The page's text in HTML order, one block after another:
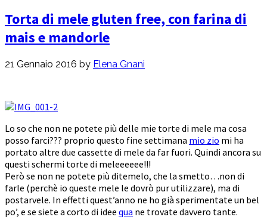
Torta di mele gluten free, con farina di
mais e mandorle
21 Gennaio 2016 by Elena Gnani
Lo so che non ne potete più delle mie torte di mele ma cosa
posso farci??? proprio questo fine settimana mio zio mi ha
portato altre due cassette di mele da far fuori. Quindi ancora su
questi schermi torte di meleeeeee!!!
Però se non ne potete più ditemelo, che la smetto…non di
farle (perchè io queste mele le dovrò pur utilizzare), ma di
postarvele. In effetti quest’anno ne ho già sperimentate un bel
po’, e se siete a corto di idee qua ne trovate davvero tante.